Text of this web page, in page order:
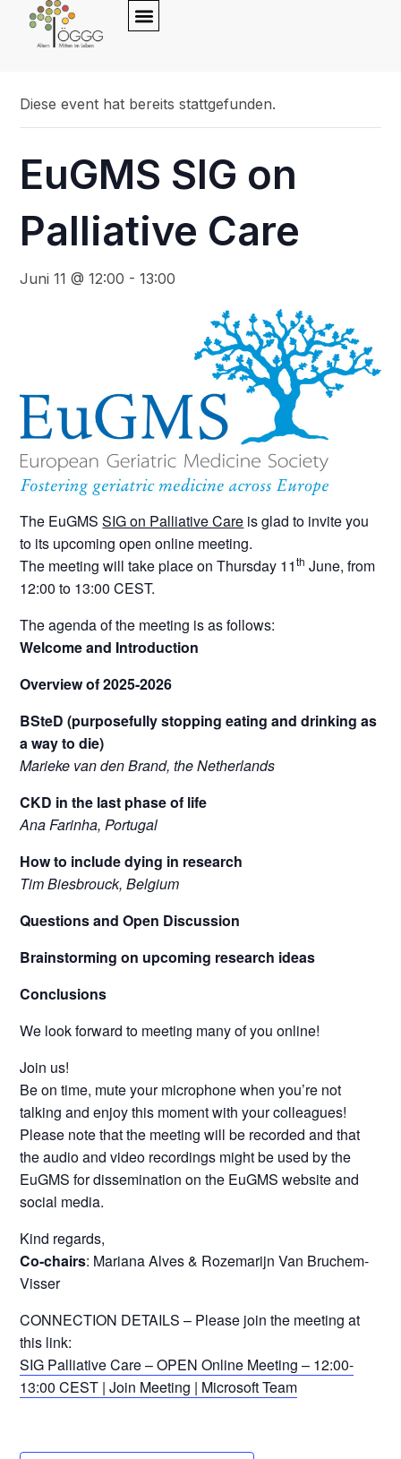
content
Diese event hat bereits stattgefunden.
EuGMS SIG on
Palliative Care
Juni 11 @ 12:00 -13:00
The EuGMSSIG on Palliative Care is glad to invite you
to its upcoming open online meeting.
The meeting will take place on Thursday 11th June, from
12:00 to 13:00 CEST.
The agenda of the meeting is as follows:
Welcome and Introduction
Overview of 2025-2026
BSteD (purposefully stopping eating and drinking as
a way to die)
Marieke van den Brand, the Netherlands
CKD in the last phase of life
Ana Farinha, Portugal
How to include dying in research
Tim Biesbrouck, Belgium
Questions and Open Discussion
Brainstorming on upcoming research ideas
Conclusions
We look forward to meeting many of you online!
Join us!
Be on time, mute your microphone when you’re not
talking and enjoy this moment with your colleagues!
Please note that the meeting will be recorded and that
the audio and video recordings might be used by the
EuGMS for dissemination on the EuGMS website and
social media.
Kind regards,
Co-chairs: Mariana Alves & Rozemarijn Van Bruchem-
Visser
CONNECTION DETAILS – Please join the meeting at
this link:
SIG Palliative Care – OPEN Online Meeting – 12:00-
13:00 CEST | Join Meeting | Microsoft Team